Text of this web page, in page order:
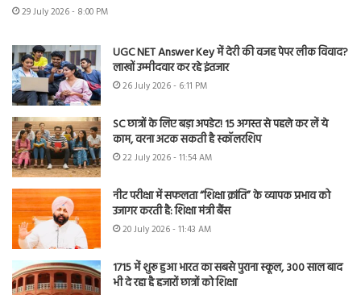
29 July 2026 - 8:00 PM
UGC NET Answer Key में देरी की वजह पेपर लीक विवाद?
लाखों उम्मीदवार कर रहे इंतजार
26 July 2026 - 6:11 PM
SC छात्रों के लिए बड़ा अपडेट! 15 अगस्त से पहले कर लें ये
काम, वरना अटक सकती है स्कॉलरशिप
22 July 2026 - 11:54 AM
नीट परीक्षा में सफलता “शिक्षा क्रांति” के व्यापक प्रभाव को
उजागर करती है: शिक्षा मंत्री बैंस
20 July 2026 - 11:43 AM
1715 में शुरू हुआ भारत का सबसे पुराना स्कूल, 300 साल बाद
भी दे रहा है हजारों छात्रों को शिक्षा